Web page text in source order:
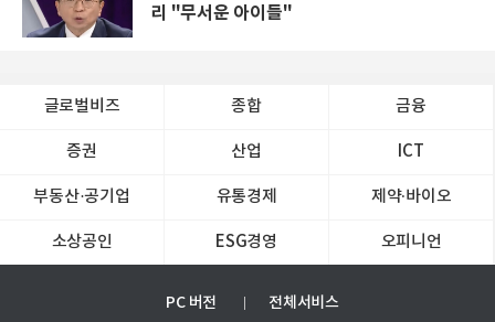
리 "무서운 아이들"
글로벌비즈 종합 금융
증권 산업 ICT
부동산·공기업 유통경제 제약∙바이오
소상공인 ESG경영 오피니언
PC 버전 전체서비스